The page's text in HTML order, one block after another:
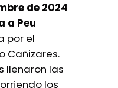
de 2024
a Peu
por el
Cañizares.
llenaron las
los